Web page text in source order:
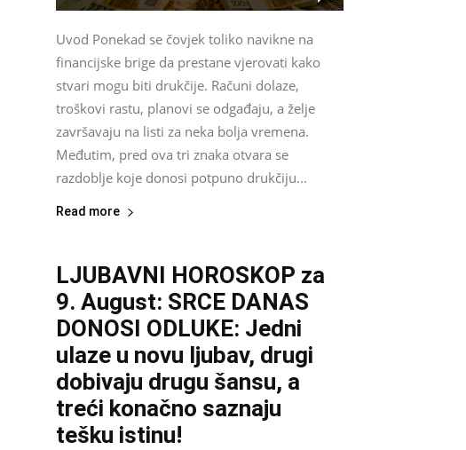
Uvod Ponekad se čovjek toliko navikne na
financijske brige da prestane vjerovati kako
stvari mogu biti drukčije. Računi dolaze,
troškovi rastu, planovi se odgađaju, a želje
završavaju na listi za neka bolja vremena.
Međutim, pred ova tri znaka otvara se
razdoblje koje donosi potpuno drukčiju...
Read more
LJUBAVNI HOROSKOP za
9. August: SRCE DANAS
DONOSI ODLUKE: Jedni
ulaze u novu ljubav, drugi
dobivaju drugu šansu, a
treći konačno saznaju
tešku istinu!